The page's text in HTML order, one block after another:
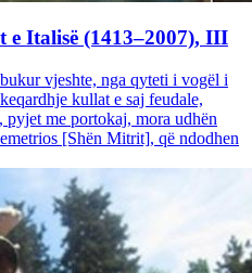
e Italisë (1413–2007), III
vjeshte, nga qyteti i vogël i
kullat e saj feudale,
pyjet me portokaj, mora udhën
[Shën Mitrit], që ndodhen